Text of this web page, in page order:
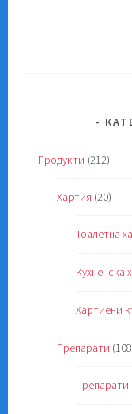
Продукти (212)
Хартия (20)
Тоалетна
Кухненска
Хартиени
Препарати
Препарати